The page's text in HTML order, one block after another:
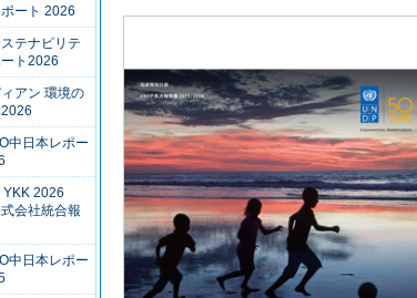
ート 2026
テナビリテ
ト2026
ィアン 環境の
中日本レポー
YKK 2026
会社統合報
中日本レポー